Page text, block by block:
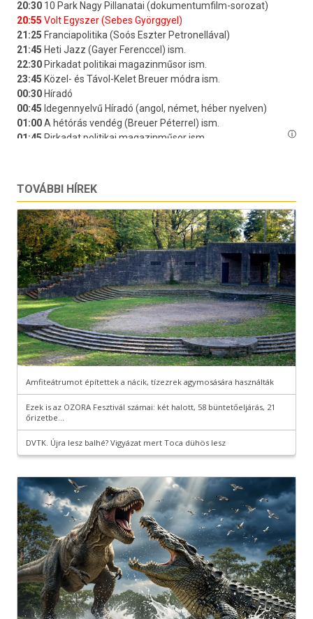
TOVÁBBI HÍREK